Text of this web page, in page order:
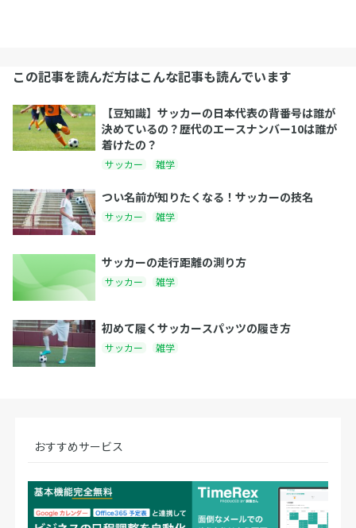
この記事を読んだ方はこんな記事も読んでいます
【豆知識】サッカーの日本代表の背番号は誰が
決めているの？歴代のエースナンバー10は誰が
着けたの？
サッカー 雑学
つい名前が知りたくなる！サッカーの技名
サッカー 雑学
サッカーの走行距離の測り方
サッカー 雑学
初めて履くサッカースパッツの履き方
サッカー 雑学
おすすめサービス